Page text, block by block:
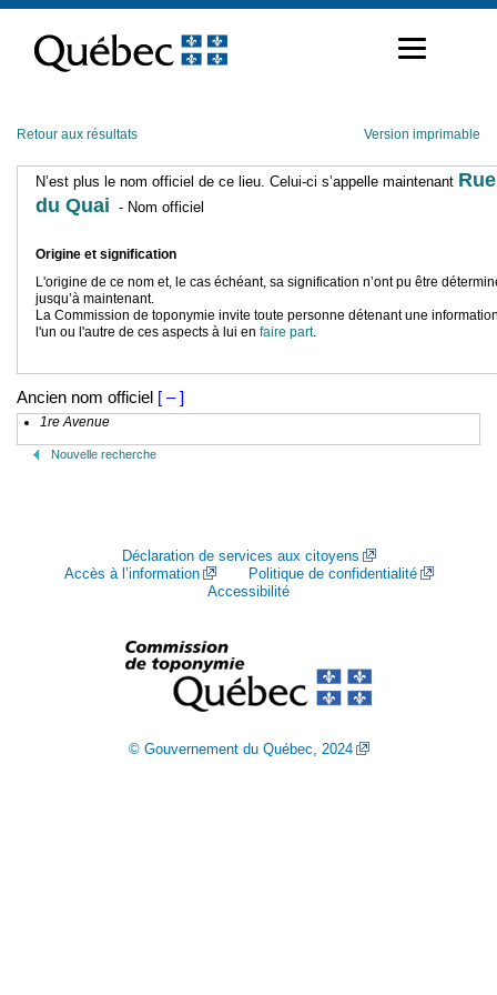
contenu
Retour aux résultats Version imprimable
N’est plus le nom officiel de ce lieu. Celui-ci s’appelle maintenant Rue
du Quai - Nom officiel
Origine et signification
L'origine de ce nom et, le cas échéant, sa signification n’ont pu être
jusqu’à maintenant.
La Commission de toponymie invite toute personne détenant une
l'un ou l'autre de ces aspects à lui en faire part.
Ancien nom officiel [ – ]
1re Avenue
Nouvelle recherche
Déclaration de services aux citoyens
Accès à l’information
Politique de confidentialité
Accessibilité
© Gouvernement du Québec, 2024